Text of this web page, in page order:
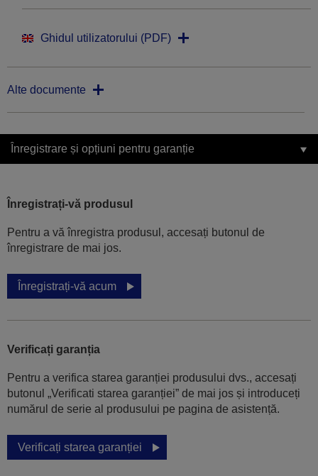
Ghidul utilizatorului (PDF)
Alte documente
Înregistrare și opțiuni pentru garanție
Înregistrați-vă produsul
Pentru a vă înregistra produsul, accesați butonul de
înregistrare de mai jos.
Înregistrați-vă acum
Verificați garanția
Pentru a verifica starea garanției produsului dvs., accesați
butonul „Verificati starea garanției” de mai jos și introduceți
numărul de serie al produsului pe pagina de asistență.
Verificați starea garanției